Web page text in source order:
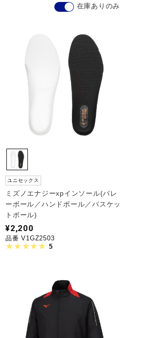
在庫ありのみ
ユニセックス
ミズノエナジーxpインソール(バレ
ーボール／ハンドボール／バスケッ
トボール)
¥2,200
品番 V1GZ2503
5